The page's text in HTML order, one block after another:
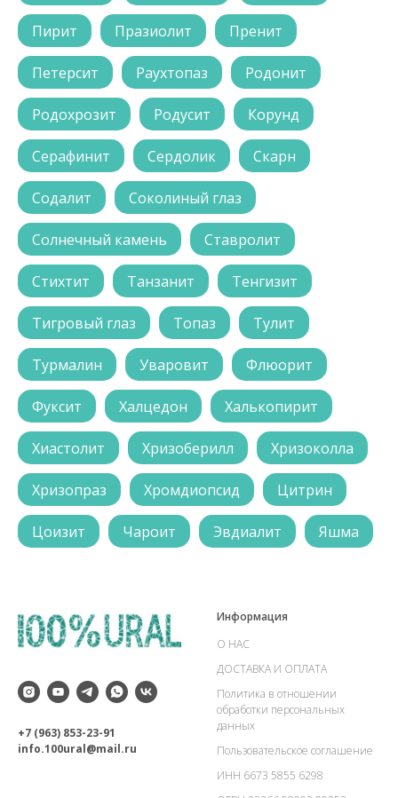
Пирит Празиолит Пренит
Петерсит Раухтопаз Родонит
Родохрозит Родусит Корунд
Серафинит Сердолик Скарн
Содалит Соколиный глаз
Солнечный камень Ставролит
Стихтит Танзанит Тенгизит
Тигровый глаз Топаз Тулит
Турмалин Уваровит Флюорит
Фуксит Халцедон Халькопирит
Хиастолит Хризоберилл Хризоколла
Хризопраз Хромдиопсид Цитрин
Цоизит Чароит Эвдиалит Яшма
+7 (963) 853-23-91
info.100ural@mail.ru
Информация
О НАС
ДОСТАВКА И ОПЛАТА
Политика в отношении
обработки персональных
данных
Пользовательское соглашение
ИНН 6673 5855 6298